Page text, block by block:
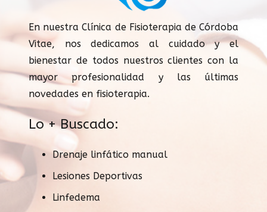
En nuestra Clínica de Fisioterapia de Córdoba
Vitae, nos dedicamos al cuidado y el
bienestar de todos nuestros clientes con la
mayor profesionalidad y las últimas
novedades en fisioterapia.
Lo + Buscado:
Drenaje linfático manual
Lesiones Deportivas
Linfedema